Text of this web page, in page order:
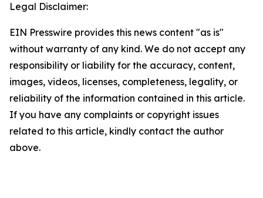
Legal Disclaimer:
EIN Presswire provides this news content "as is"
without warranty of any kind. We do not accept any
responsibility or liability for the accuracy, content,
images, videos, licenses, completeness, legality, or
reliability of the information contained in this article.
If you have any complaints or copyright issues
related to this article, kindly contact the author
above.